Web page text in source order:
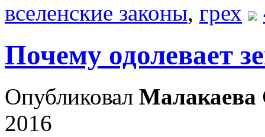
вселенские законы, грех
Почему одолевает
Опубликовал Малакаева
2016